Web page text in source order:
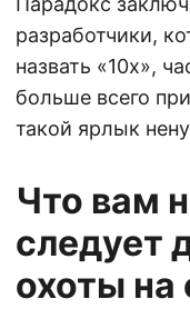
разработчики,
назвать «10х»,
больше всего
такой ярлык
Что вам
следует
охоты на